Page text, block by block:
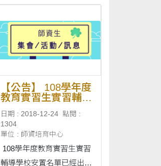
LAN007演講廳與LAN009、
LAN010、LAN....
【公告】 108學年度
教育實習生實習輔導
日期 : 2018-12-24 點閱 :
1304
單位 : 師資培育中心
108學年度教育實習生實習
輔導學校安置名單已經出爐